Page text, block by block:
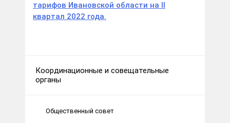
тарифов Ивановской области на II
квартал 2022 года.
Координационные и совещательные
органы
Общественный совет